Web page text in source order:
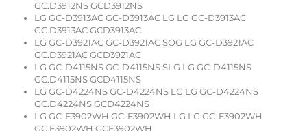
GC.D3912NS GCD3912NS
LG GC-D3913AC GC-D3913AC LG LG GC-D3913AC
GC.D3913AC GCD3913AC
LG GC-D3921AC GC-D3921AC SOG LG GC-D3921AC
GC.D3921AC GCD3921AC
LG GC-D4115NS GC-D4115NS SLG LG GC-D4115NS
GC.D4115NS GCD4115NS
LG GC-D4224NS GC-D4224NS LG LG GC-D4224NS
GC.D4224NS GCD4224NS
LG GC-F3902WH GC-F3902WH LG LG GC-F3902WH
GC.F3902WH GCF3902WH